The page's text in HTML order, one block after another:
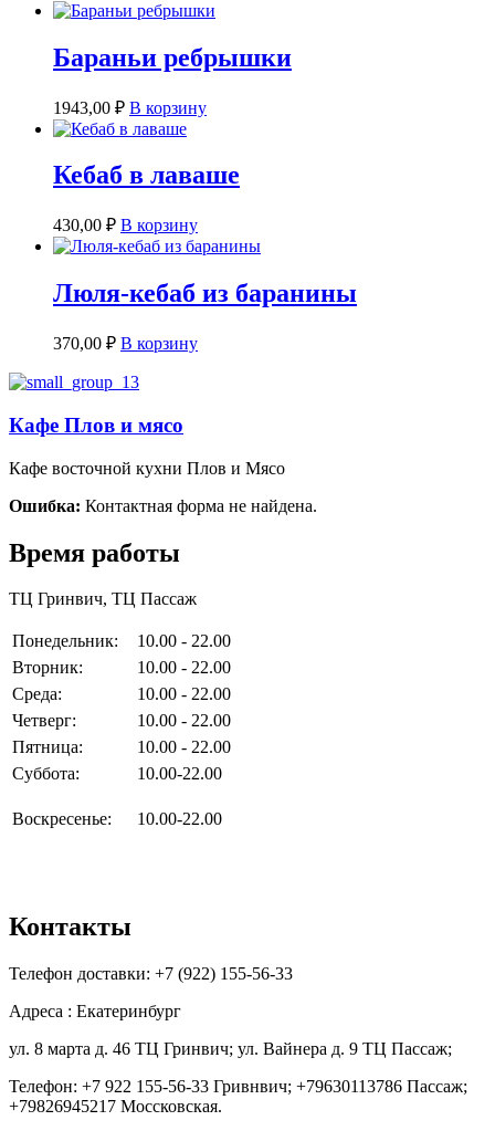
Бараньи ребрышки
1943,00 ₽ В корзину
Кебаб в лаваше
430,00 ₽ В корзину
Люля-кебаб из баранины
370,00 ₽ В корзину
Кафе Плов и мясо
Кафе восточной кухни Плов и Мясо
Ошибка: Контактная форма не найдена.
Время работы
ТЦ Гринвич, ТЦ Пассаж
Понедельник:
10.00 - 22.00
Вторник:
10.00 - 22.00
Среда:
10.00 - 22.00
Четверг:
10.00 - 22.00
Пятница:
10.00 - 22.00
Суббота:
10.00-22.00
Воскресенье: 10.00-22.00
Контакты
Телефон доставки: +7 (922) 155-56-33
Адреса : Екатеринбург
ул. 8 марта д. 46 ТЦ Гринвич; ул. Вайнера д. 9 ТЦ Пассаж;
Телефон: +7 922 155-56-33 Гривнвич; +79630113786 Пассаж;
+79826945217 Моссковская.